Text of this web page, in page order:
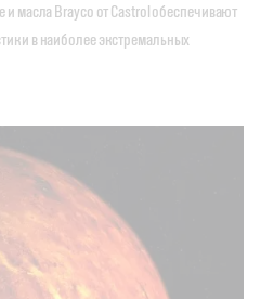
масла Brayco от Castrol обеспечивают
в наиболее экстремальных